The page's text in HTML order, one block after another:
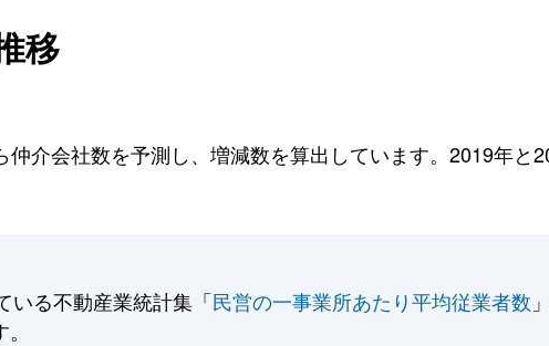
移
介会社数を予測し、増減数を算出しています。2019年と
いる不動産業統計集「民営の一事業所あたり平均従業者数